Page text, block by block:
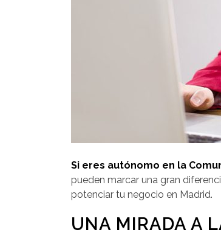
Si eres autónomo en la
pueden marcar una gran
potenciar tu negocio en Madrid.
UNA MIRADA A